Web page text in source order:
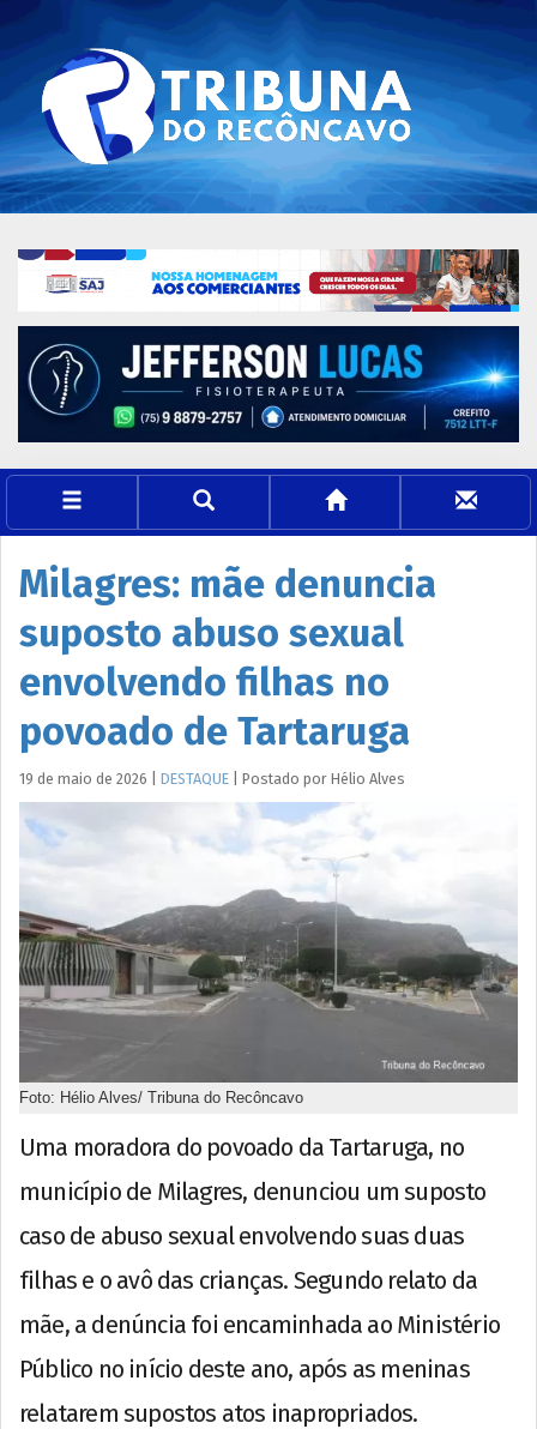
Milagres: mãe denuncia
suposto abuso sexual
envolvendo filhas no
povoado de Tartaruga
19 de maio de 2026 DESTAQUE Postado por Hélio Alves
Foto: Hélio Alves/ Tribuna do Recôncavo
Uma moradora do povoado da Tartaruga, no
município de Milagres, denunciou um suposto
caso de abuso sexual envolvendo suas duas
filhas e o avô das crianças. Segundo relato da
mãe, a denúncia foi encaminhada ao Ministério
Público no início deste ano, após as meninas
relatarem supostos atos inapropriados.